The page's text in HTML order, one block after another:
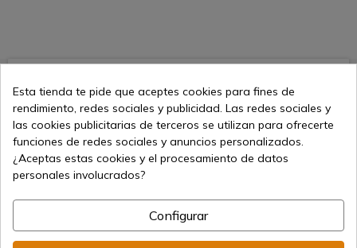
Vendiendo online desde 1998
Métodos de pago seguros
Envíos internacionales
Esta tienda te pide que aceptes cookies para fines de
rendimiento, redes sociales y publicidad. Las redes sociales y
las cookies publicitarias de terceros se utilizan para ofrecerte
funciones de redes sociales y anuncios personalizados.
¿Aceptas estas cookies y el procesamiento de datos
personales involucrados?
Configurar